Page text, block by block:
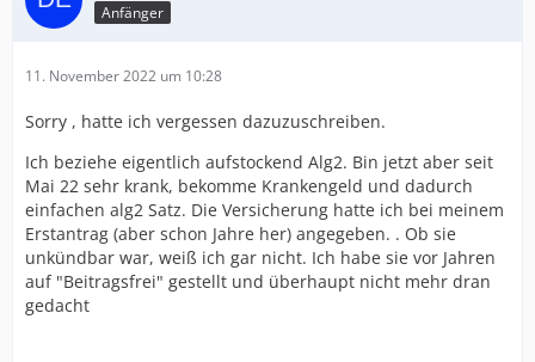
Anfänger
11. November 2022 um 10:28
Sorry , hatte ich vergessen dazuzuschreiben.
Ich beziehe eigentlich aufstockend Alg2. Bin jetzt aber seit
Mai 22 sehr krank, bekomme Krankengeld und dadurch
einfachen alg2 Satz. Die Versicherung hatte ich bei meinem
Erstantrag (aber schon Jahre her) angegeben. . Ob sie
unkündbar war, weiß ich gar nicht. Ich habe sie vor Jahren
auf "Beitragsfrei" gestellt und überhaupt nicht mehr dran
gedacht